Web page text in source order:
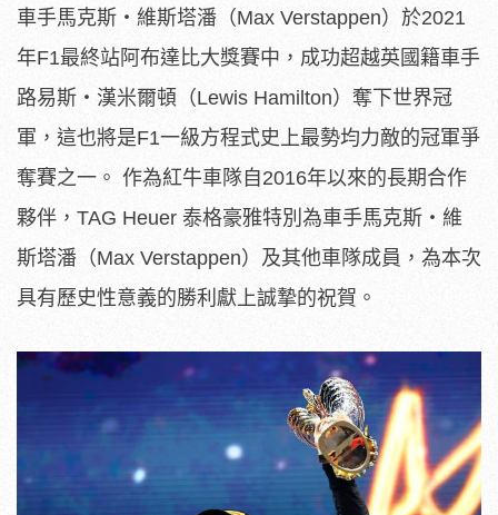
車手馬克斯‧維斯塔潘（Max Verstappen）於2021
年F1最終站阿布達比大獎賽中，成功超越英國籍車手
路易斯‧漢米爾頓（Lewis Hamilton）奪下世界冠
軍，這也將是F1一級方程式史上最勢均力敵的冠軍爭
奪賽之一。 作為紅牛車隊自2016年以來的長期合作
夥伴，TAG Heuer 泰格豪雅特別為車手馬克斯‧維
斯塔潘（Max Verstappen）及其他車隊成員，為本次
具有歷史性意義的勝利獻上誠摯的祝賀。